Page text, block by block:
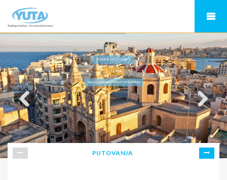
TIARA HOLIDAYS
SLIEMA
SLIEMA LETOVANJE, BARCELO FORTINA MALTA
PUTOVANJA